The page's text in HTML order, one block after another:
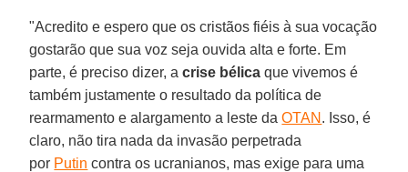
"Acredito e espero que os cristãos fiéis à sua vocação
gostarão que sua voz seja ouvida alta e forte. Em
parte, é preciso dizer, acrise bélica que vivemos é
também justamente o resultado da política de
rearmamento e alargamento a leste daOTAN . Isso, é
claro, não tira nada da invasão perpetrada
por Putin contra os ucranianos, mas exige para uma